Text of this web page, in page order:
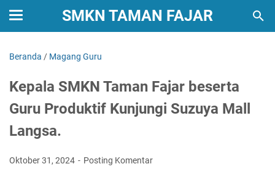
SMKN TAMAN FAJAR
Beranda / Magang Guru
Kepala SMKN Taman Fajar beserta
Guru Produktif Kunjungi Suzuya Mall
Langsa.
Oktober 31, 2024 Posting Komentar